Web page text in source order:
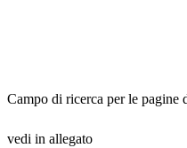
Campo di ricerca per le pagine
vedi in allegato